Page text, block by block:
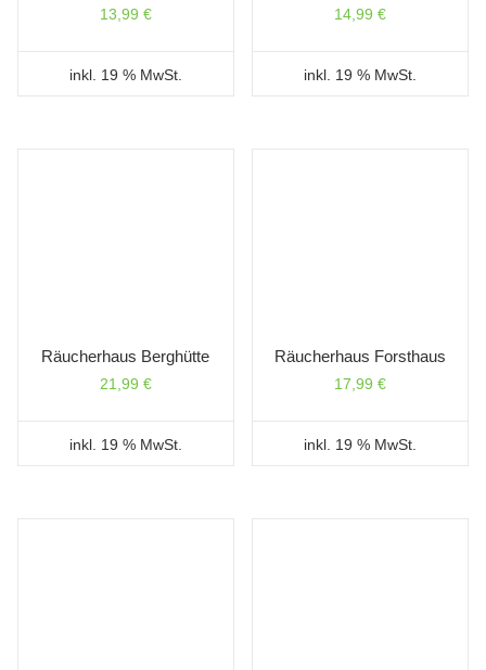
13,99 €
inkl. 19 % MwSt.
14,99€
inkl. 19 % MwSt.
Räucherhaus Berghütte
21,99 €
inkl. 19 % MwSt.
Räucherhaus Forsthaus
17,99€
inkl. 19 % MwSt.